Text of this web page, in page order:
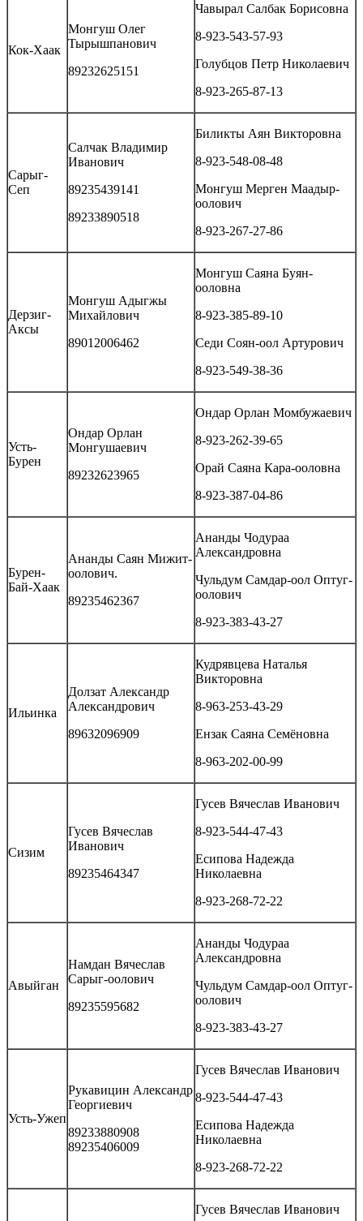
Кок-Хаак
Монгуш Олег
Тырышпанович
89232625151
Чавырал Салбак Борисовна
8-923-543-57-93
Голубцов Петр Николаевич
8-923-265-87-13
Сарыг-
Сеп
Салчак Владимир
Иванович
89235439141
89233890518
Биликты Аян Викторовна
8-923-548-08-48
Монгуш Мерген Маадыр-
оолович
8-923-267-27-86
Дерзиг-
Аксы
Монгуш Адыгжы
Михайлович
89012006462
Монгуш Саяна Буян-
ооловна
8-923-385-89-10
Седи Соян-оол Артурович
8-923-549-38-36
Усть-
Бурен
Ондар Орлан
Монгушаевич
89232623965
Ондар Орлан Момбужаевич
8-923-262-39-65
Орай Саяна Кара-ооловна
8-923-387-04-86
Бурен-
Бай-Хаак
Ананды Саян Мижит-
оолович.
89235462367
Ананды Чодураа
Александровна
Чульдум Самдар-оол Оптуг-
оолович
8-923-383-43-27
Ильинка
Долзат Александр
Александрович
89632096909
Кудрявцева Наталья
Викторовна
8-963-253-43-29
Ензак Саяна Семёновна
8-963-202-00-99
Сизим
Гусев Вячеслав
Иванович
89235464347
Гусев Вячеслав Иванович
8-923-544-47-43
Есипова Надежда
Николаевна
8-923-268-72-22
Авыйган
Намдан Вячеслав
Сарыг-оолович
89235595682
Ананды Чодураа
Александровна
Чульдум Самдар-оол Оптуг-
оолович
8-923-383-43-27
Усть-Ужеп
Рукавицин Александр
Георгиевич
89233880908
89235406009
Гусев Вячеслав Иванович
8-923-544-47-43
Есипова Надежда
Николаевна
8-923-268-72-22
Гусев Вячеслав Иванович